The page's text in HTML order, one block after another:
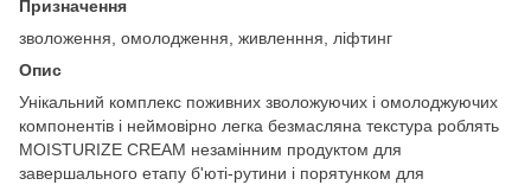
Призначення
зволоження, омолодження, живленння, ліфтинг
Опис
Унікальний комплекс поживних зволожуючих і омолоджуючих
компонентів і неймовірно легка безмасляна текстура роблять
MOISTURIZE CREAM незамінним продуктом для
завершального етапу б'юті-рутини і порятунком для